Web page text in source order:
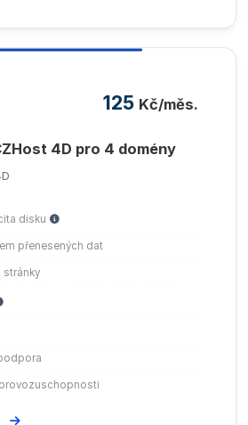
125 Kč/měs.
4D pro 4 domény
disku
přenesených dat
stránky